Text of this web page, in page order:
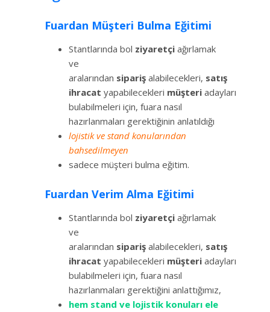
Fuardan Müşteri Bulma Eğitimi
Stantlarında bol ziyaretçi ağırlamak
ve
aralarından sipariş alabilecekleri, satış
ihracat yapabilecekleri müşteri adayları
bulabilmeleri için, fuara nasıl
hazırlanmaları gerektiğinin anlatıldığı
lojistik ve stand konularından
bahsedilmeyen
sadece müşteri bulma eğitim.
Fuardan Verim Alma Eğitimi
Stantlarında bol ziyaretçi ağırlamak
ve
aralarından sipariş alabilecekleri, satış
ihracat yapabilecekleri müşteri adayları
bulabilmeleri için, fuara nasıl
hazırlanmaları gerektiğini anlattığımız,
hem stand ve lojistik konuları ele